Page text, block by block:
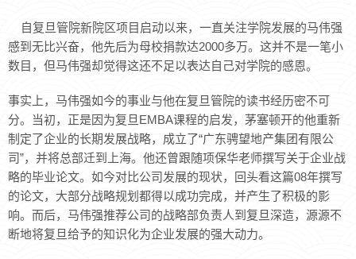
自复旦管院新院区项目启动以来，一直关注学院发展的马伟强
感到无比兴奋，他先后为母校捐款达2000多万。这并不是一笔小
数目，但马伟强却觉得这还不足以表达自己对学院的感恩。
事实上，马伟强如今的事业与他在复旦管院的读书经历密不可
分。当初，正是因为复旦EMBA课程的启发，茅塞顿开的他重新
制定了企业的长期发展战略，成立了“广东骋望地产集团有限公
司”，并将总部迁到上海。他还曾跟随项保华老师撰写关于企业战
略的毕业论文。如今对比公司发展的现状，回头看这篇08年撰写
的论文，大部分战略规划都得以成功完成，并产生了积极的影
响。而后，马伟强推荐公司的战略部负责人到复旦深造，源源不
断地将复旦给予的知识化为企业发展的强大动力。